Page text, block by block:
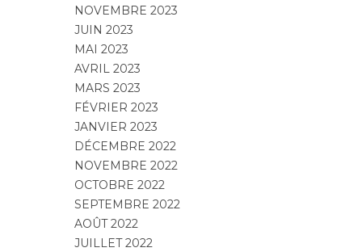
NOVEMBRE 2023
JUIN 2023
MAI 2023
AVRIL 2023
MARS 2023
FÉVRIER 2023
JANVIER 2023
DÉCEMBRE 2022
NOVEMBRE 2022
OCTOBRE 2022
SEPTEMBRE 2022
AOÛT 2022
JUILLET 2022